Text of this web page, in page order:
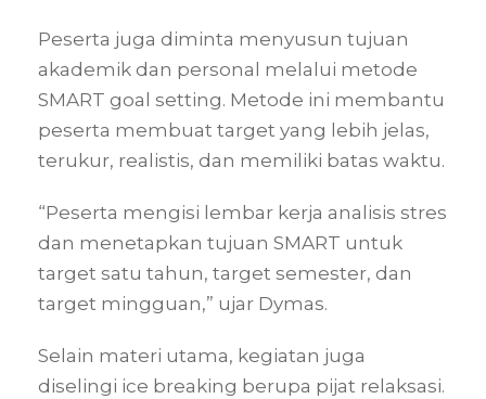
Peserta juga diminta menyusun tujuan
akademik dan personal melalui metode
SMART goal setting. Metode ini membantu
peserta membuat target yang lebih jelas,
terukur, realistis, dan memiliki batas waktu.
“Peserta mengisi lembar kerja analisis stres
dan menetapkan tujuan SMART untuk
target satu tahun, target semester, dan
target mingguan,” ujar Dymas.
Selain materi utama, kegiatan juga
diselingi ice breaking berupa pijat relaksasi.